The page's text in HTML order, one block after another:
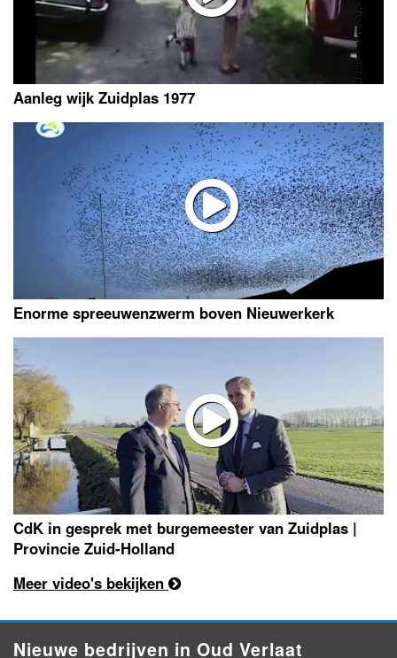
Aanleg wijk Zuidplas 1977
Enorme spreeuwenzwerm boven Nieuwerkerk
CdK in gesprek met burgemeester van Zuidplas |
Provincie Zuid-Holland
Meer video's bekijken
Nieuwe bedrijven in Oud Verlaat